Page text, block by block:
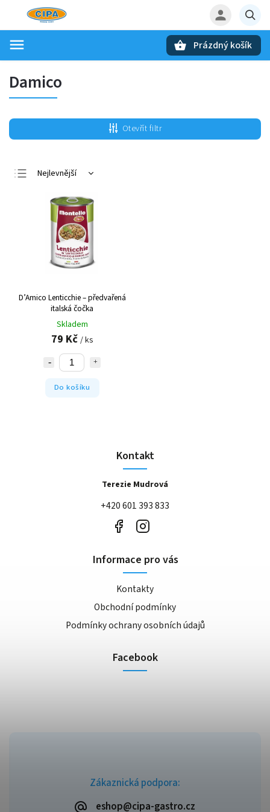
Prázdný košík
Damico
Otevřít filtr
Nejlevnější
Nejprodávanější
Abecedně
D’Amico Lenticchie – předvařená
italská čočka
Skladem
79 Kč / ks
Do košíku
Zákaznická podpora:
eshop@cipa-gastro.cz
Kontakt
Terezie Mudrová
+420 601 393 833
Informace pro vás
Kontakty
Obchodní podmínky
Podmínky ochrany osobních údajů
Facebook